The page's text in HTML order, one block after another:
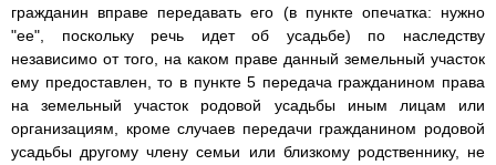
гражданин вправе передавать его (в пункте опечатка: нужно
"ее", поскольку речь идет об усадьбе) по наследству
независимо от того, на каком праве данный земельный участок
ему предоставлен, то в пункте 5 передача гражданином права
на земельный участок родовой усадьбы иным лицам или
организациям, кроме случаев передачи гражданином родовой
усадьбы другому члену семьи или близкому родственнику, не